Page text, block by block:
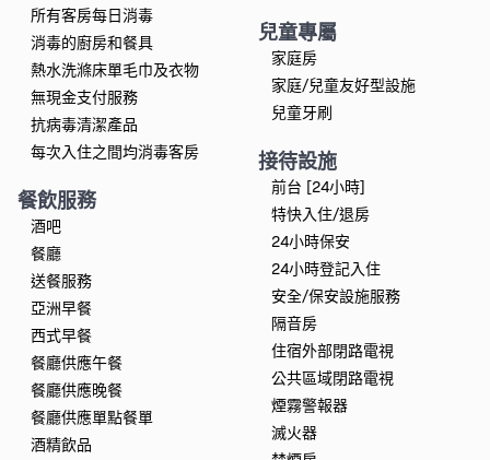
所有客房每日消毒
消毒的廚房和餐具
熱水洗滌床單毛巾及衣物
無現金支付服務
抗病毒清潔產品
每次入住之間均消毒客房
餐飲服務
酒吧
餐廳
送餐服務
亞洲早餐
西式早餐
餐廳供應午餐
餐廳供應晚餐
餐廳供應單點餐單
酒精飲品
兒童專屬
家庭房
家庭/兒童友好型設施
兒童牙刷
接待設施
前台 [24小時]
特快入住/退房
24小時保安
24小時登記入住
安全/保安設施服務
隔音房
住宿外部閉路電視
公共區域閉路電視
煙霧警報器
滅火器